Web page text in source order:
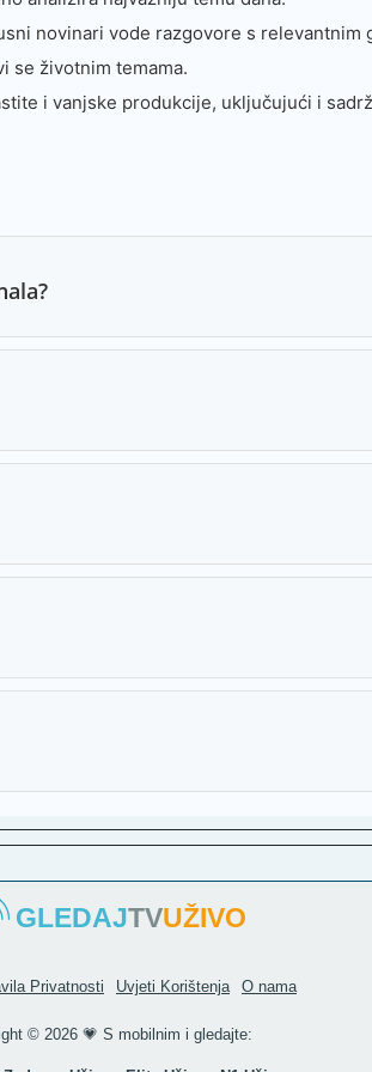
MRT
O
BIR TV
K1 TV
novinari vode razgovore s relevantnim
se životnim temama.
i vanjske produkcije, uključujući i
GLEDAJTVUŽIVO
Privatnosti Uvjeti Korištenja O nama
© 2026 💗 S mobilnim i gledajte: